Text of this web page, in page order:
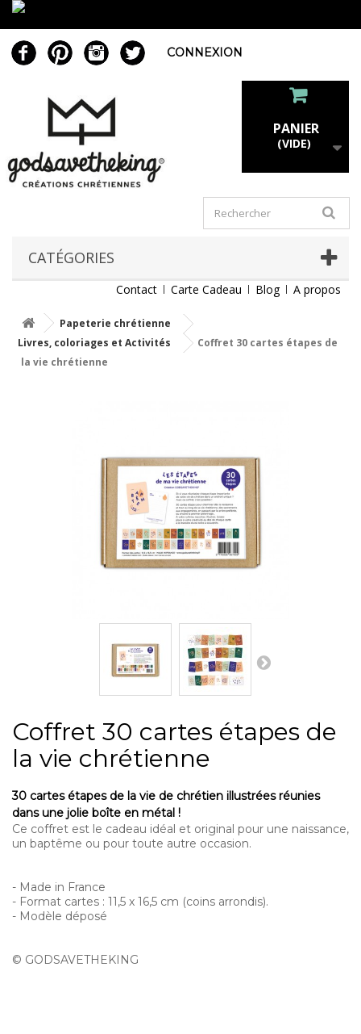
CONNEXION
PANIER
(VIDE)
CATÉGORIES
Contact Carte Cadeau Blog A propos
Papeterie chrétienne
Livres, coloriages et Activités
Coffret 30 cartes étapes de
la vie chrétienne
Coffret 30 cartes étapes de
la vie chrétienne
30 cartes étapes de la vie de chrétien illustrées réunies
dans une jolie boîte en métal !
Ce coffret est le cadeau idéal et original pour une naissance,
un baptême ou pour toute autre occasion.
- Made in France
- Format cartes : 11,5 x 16,5 cm (coins arrondis).
- Modèle déposé
© GODSAVETHEKING